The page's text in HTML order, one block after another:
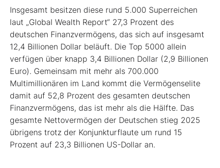
Insgesamt besitzen diese rund 5.000 Superreichen
laut „Global Wealth Report“ 27,3 Prozent des
deutschen Finanzvermögens, das sich auf insgesamt
12,4 Billionen Dollar beläuft. Die Top 5000 allein
verfügen über knapp 3,4 Billionen Dollar (2,9 Billionen
Euro). Gemeinsam mit mehr als 700.000
Multimillionären im Land kommt die Vermögenselite
damit auf 52,8 Prozent des gesamten deutschen
Finanzvermögens, das ist mehr als die Hälfte. Das
gesamte Nettovermögen der Deutschen stieg 2025
übrigens trotz der Konjunkturflaute um rund 15
Prozent auf 23,3 Billionen US-Dollar an.